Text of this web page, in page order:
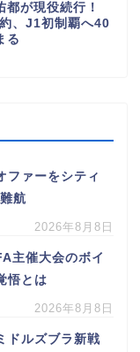
都が現役続行！
、J1初制覇へ40
る
ファーをシティ
航
2026年8月8日
主催大会のボイ
悟とは
2026年8月8日
ドルズブラ新戦